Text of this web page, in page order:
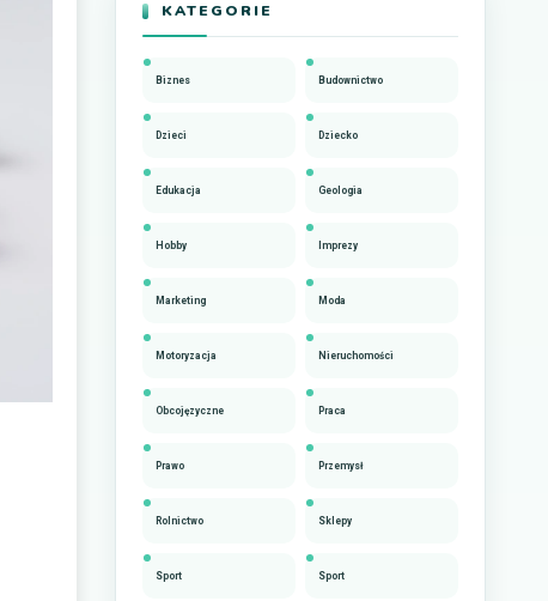
KATEGORIE
Biznes Budownictwo
Dzieci Dziecko
Edukacja Geologia
Hobby Imprezy
Marketing Moda
Motoryzacja Nieruchomości
Obcojęzyczne Praca
Prawo Przemysł
Rolnictwo Sklepy
Sport Sport